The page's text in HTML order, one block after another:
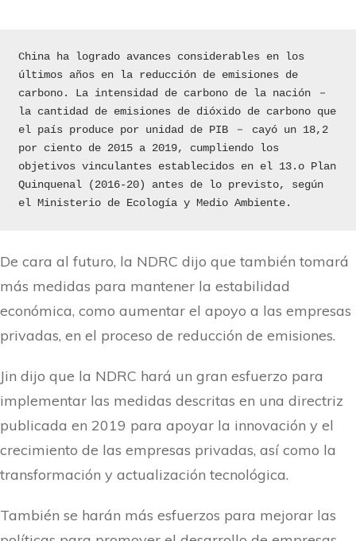
China ha logrado avances considerables en los
últimos años en la reducción de emisiones de
carbono. La intensidad de carbono de la nación －
la cantidad de emisiones de dióxido de carbono que
el país produce por unidad de PIB － cayó un 18,2
por ciento de 2015 a 2019, cumpliendo los
objetivos vinculantes establecidos en el 13.o Plan
Quinquenal (2016-20) antes de lo previsto, según
el Ministerio de Ecología y Medio Ambiente.
De cara al futuro, la NDRC dijo que también tomará
más medidas para mantener la estabilidad
económica, como aumentar el apoyo a las empresas
privadas, en el proceso de reducción de emisiones.
Jin dijo que la NDRC hará un gran esfuerzo para
implementar las medidas descritas en una directriz
publicada en 2019 para apoyar la innovación y el
crecimiento de las empresas privadas, así como la
transformación y actualización tecnológica.
También se harán más esfuerzos para mejorar las